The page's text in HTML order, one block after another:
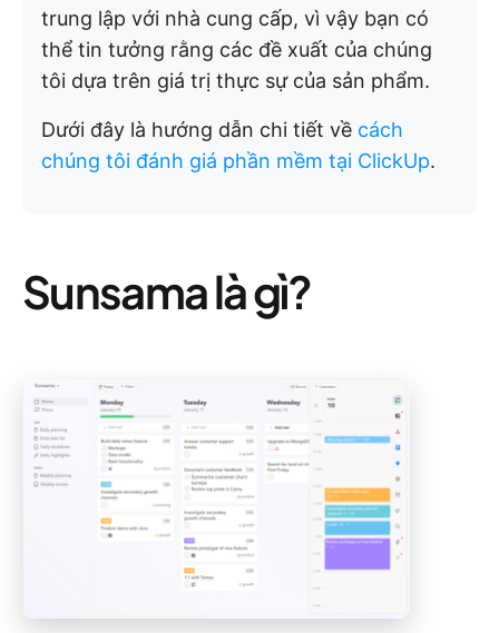
trung lập với nhà cung cấp, vì vậy bạn có
thể tin tưởng rằng các đề xuất của chúng
tôi dựa trên giá trị thực sự của sản phẩm.
Dưới đây là hướng dẫn chi tiết về cách
chúng tôi đánh giá phần mềm tại ClickUp.
Sunsama là gì?